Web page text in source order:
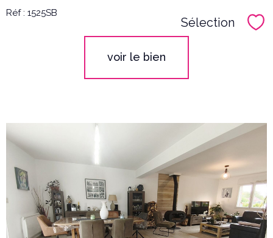
Réf : 1525SB
Sélection
voir le bien